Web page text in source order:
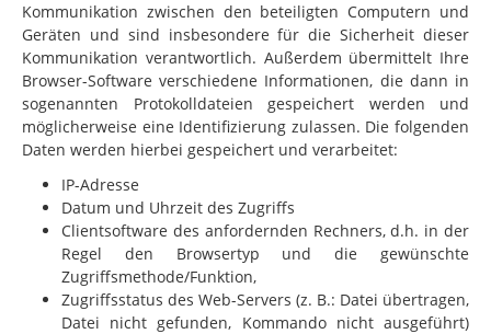
Kommunikation zwischen den beteiligten Computern und
Geräten und sind insbesondere für die Sicherheit dieser
Kommunikation verantwortlich. Außerdem übermittelt Ihre
Browser-Software verschiedene Informationen, die dann in
sogenannten Protokolldateien gespeichert werden und
möglicherweise eine Identifizierung zulassen. Die folgenden
Daten werden hierbei gespeichert und verarbeitet:
IP-Adresse
Datum und Uhrzeit des Zugriffs
Clientsoftware des anfordernden Rechners, d.h. in der
Regel den Browsertyp und die gewünschte
Zugriffsmethode/Funktion,
Zugriffsstatus des Web-Servers (z. B.: Datei übertragen,
Datei nicht gefunden, Kommando nicht ausgeführt)